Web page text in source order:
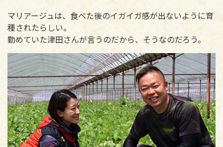
マリアージュは、食べた後のイガイガ感が出ないように育
種されたらしい。
勤めていた津田さんが言うのだから、そうなのだろう。